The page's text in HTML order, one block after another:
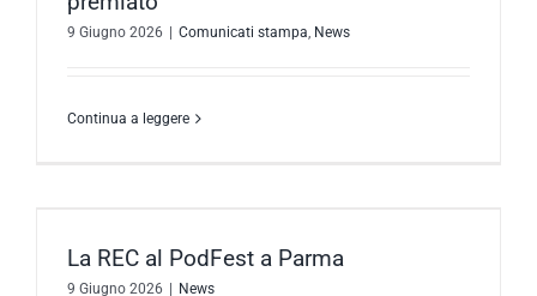
9 Giugno 2026 Comunicati stampa, News
Continua a leggere
La REC al PodFest a Parma
9 Giugno 2026 News